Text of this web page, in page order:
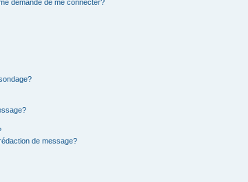
demande de me connecter?
de message?